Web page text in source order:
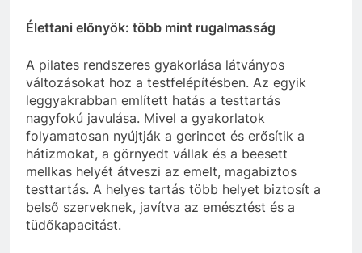
Élettani előnyök: több mint rugalmasság
A pilates rendszeres gyakorlása látványos
változásokat hoz a testfelépítésben. Az egyik
leggyakrabban említett hatás a testtartás
nagyfokú javulása. Mivel a gyakorlatok
folyamatosan nyújtják a gerincet és erősítik a
hátizmokat, a görnyedt vállak és a beesett
mellkas helyét átveszi az emelt, magabiztos
testtartás. A helyes tartás több helyet biztosít a
belső szerveknek, javítva az emésztést és a
tüdőkapacitást.